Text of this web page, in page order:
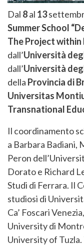
Dal 8al 13
Summer School
The Project
dall’Università
dall’Università
della Provincia di
Universitas
Transnational
Il coordinamento
a Barbara Badiani,
Peron
Dorato e Richard
Studi di Ferrara. Il
studiosi di
Ca’ Foscari
University di
University of